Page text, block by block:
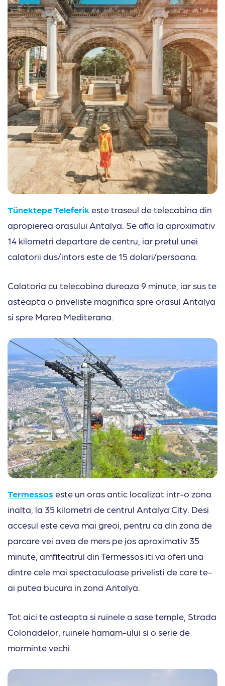
Tünektepe Teleferik este traseul de telecabina din
apropierea orasului Antalya. Se afla la aproximativ
14 kilometri departare de centru, iar pretul unei
calatorii dus/intors este de 15 dolari/persoana.
Calatoria cu telecabina dureaza 9 minute, iar sus te
asteapta o priveliste magnifica spre orasul Antalya
si spre Marea Mediterana.
Termessos este un oras antic localizat intr-o zona
inalta, la 35 kilometri de centrul Antalya City. Desi
accesul este ceva mai greoi, pentru ca din zona de
parcare vei avea de mers pe jos aproximativ 35
minute, amfiteatrul din Termessos iti va oferi una
dintre cele mai spectaculoase privelisti de care te-
ai putea bucura in zona Antalya.
Tot aici te asteapta si ruinele a sase temple, Strada
Colonadelor, ruinele hamam-ului si o serie de
morminte vechi.